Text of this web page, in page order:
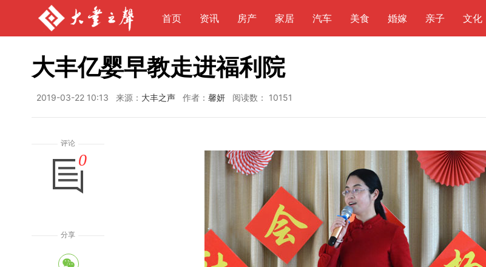
首页 资讯 房产 家居 汽车 美食 婚嫁 亲子 文化
大丰亿婴早教走进福利院
2019-03-22 10:13 来源： 大丰之声 作者： 馨妍 阅读数： 10151
评论
0
分享
慰和最遗憾的事
童心桥行动“童心时刻”暑假亲子活
口才宝语商乐园“周末快乐体验
营”开营 “小小卖报童”让孩子懂事
口
交·